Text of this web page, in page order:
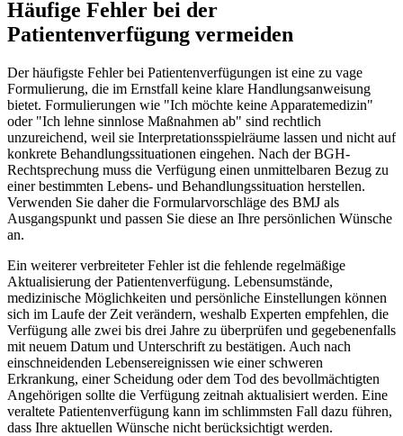
Häufige Fehler bei der
Patientenverfügung vermeiden
Der häufigste Fehler bei Patientenverfügungen ist eine zu vage
Formulierung, die im Ernstfall keine klare Handlungsanweisung
bietet. Formulierungen wie "Ich möchte keine Apparatemedizin"
oder "Ich lehne sinnlose Maßnahmen ab" sind rechtlich
unzureichend, weil sie Interpretationsspielräume lassen und nicht auf
konkrete Behandlungssituationen eingehen. Nach der BGH-
Rechtsprechung muss die Verfügung einen unmittelbaren Bezug zu
einer bestimmten Lebens- und Behandlungssituation herstellen.
Verwenden Sie daher die Formularvorschläge des BMJ als
Ausgangspunkt und passen Sie diese an Ihre persönlichen Wünsche
an.
Ein weiterer verbreiteter Fehler ist die fehlende regelmäßige
Aktualisierung der Patientenverfügung. Lebensumstände,
medizinische Möglichkeiten und persönliche Einstellungen können
sich im Laufe der Zeit verändern, weshalb Experten empfehlen, die
Verfügung alle zwei bis drei Jahre zu überprüfen und gegebenenfalls
mit neuem Datum und Unterschrift zu bestätigen. Auch nach
einschneidenden Lebensereignissen wie einer schweren
Erkrankung, einer Scheidung oder dem Tod des bevollmächtigten
Angehörigen sollte die Verfügung zeitnah aktualisiert werden. Eine
veraltete Patientenverfügung kann im schlimmsten Fall dazu führen,
dass Ihre aktuellen Wünsche nicht berücksichtigt werden.